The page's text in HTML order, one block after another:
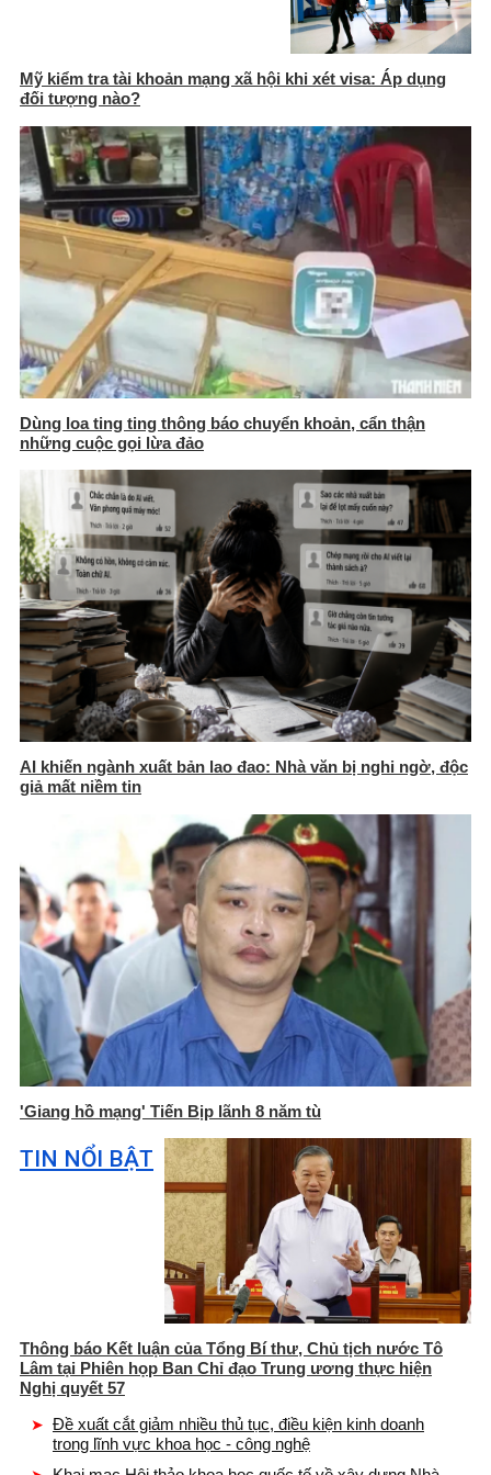
Mỹ kiểm tra tài khoản mạng xã hội khi xét visa: Áp dụng
đối tượng nào?
Dùng loa ting ting thông báo chuyển khoản, cẩn thận
những cuộc gọi lừa đảo
AI khiến ngành xuất bản lao đao: Nhà văn bị nghi ngờ, độc
giả mất niềm tin
'Giang hồ mạng' Tiến Bịp lãnh 8 năm tù
TIN NỔI BẬT
Thông báo Kết luận của Tổng Bí thư, Chủ tịch nước Tô
Lâm tại Phiên họp Ban Chỉ đạo Trung ương thực hiện
Nghị quyết 57
Đề xuất cắt giảm nhiều thủ tục, điều kiện kinh doanh
trong lĩnh vực khoa học - công nghệ